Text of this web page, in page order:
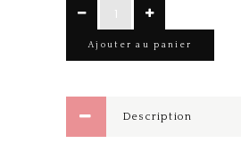
blanc
Ajouter au panier
Description